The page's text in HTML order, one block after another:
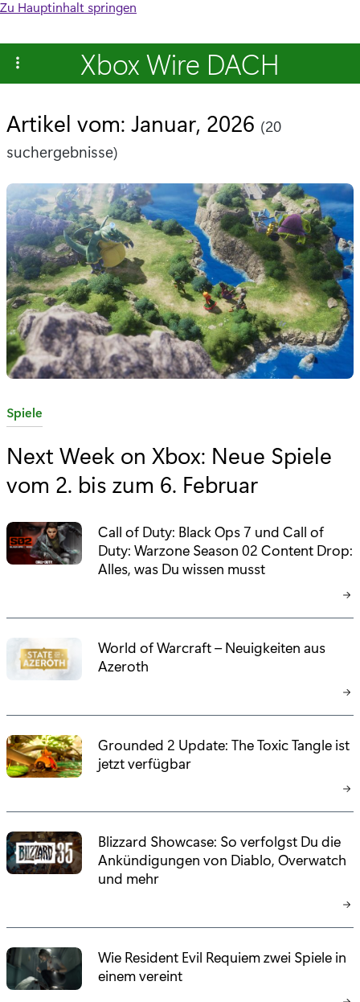
Zu Hauptinhalt springen
Xbox Wire DACH
Artikel vom: Januar, 2026 (20
suchergebnisse)
K
t
g
o
r
i
Spiele
Next Week on Xbox: Neue Spiele
vom 2. bis zum 6. Februar
Call of Duty: Black Ops 7 und Call of
Duty: Warzone Season 02 Content Drop:
Alles, was Du wissen musst
World of Warcraft – Neuigkeiten aus
Azeroth
Grounded 2 Update: The Toxic Tangle ist
jetzt verfügbar
Blizzard Showcase: So verfolgst Du die
Ankündigungen von Diablo, Overwatch
und mehr
Wie Resident Evil Requiem zwei Spiele in
einem vereint